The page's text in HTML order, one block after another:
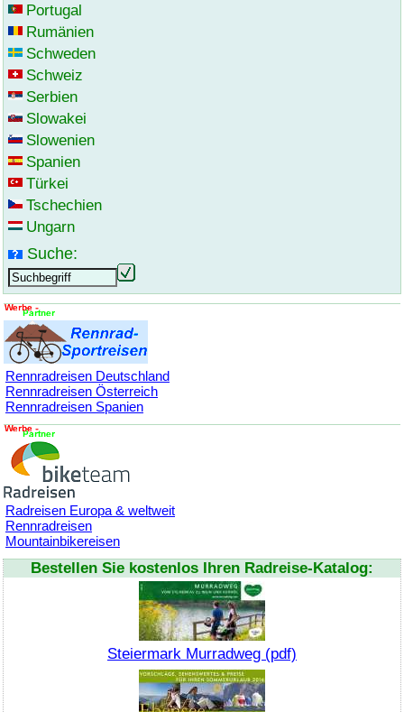
Portugal
Rumänien
Schweden
Schweiz
Serbien
Slowakei
Slowenien
Spanien
Türkei
Tschechien
Ungarn
Suche:
Rennradreisen Deutschland
Rennradreisen Österreich
Rennradreisen Spanien
Radreisen Europa & weltweit
Rennradreisen
Mountainbikereisen
Bestellen Sie kostenlos Ihren Radreise-Katalog:
Steiermark Murradweg (pdf)